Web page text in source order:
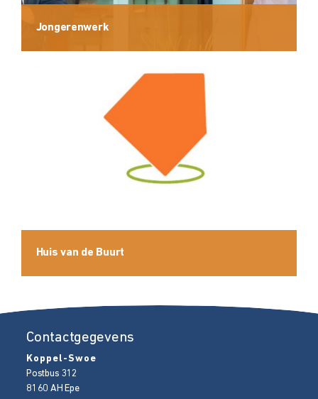
Jongerenwerk
Huis van de Buurt
Contactgegevens
Koppel-Swoe
Postbus 312
8160 AH Epe